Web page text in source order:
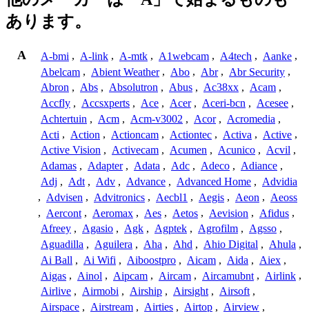
あります。
A A-bmi , A-link , A-mtk , A1webcam , A4tech , Aanke ,
Abelcam , Abient Weather , Abo , Abr , Abr Security ,
Abron , Abs , Absolutron , Abus , Ac38xx , Acam ,
Accfly , Accsxperts , Ace , Acer , Aceri-bcn , Acesee ,
Achtertuin , Acm , Acm-v3002 , Acor , Acromedia ,
Acti , Action , Actioncam , Actiontec , Activa , Active ,
Active Vision , Activecam , Acumen , Acunico , Acvil ,
Adamas , Adapter , Adata , Adc , Adeco , Adiance ,
Adj , Adt , Adv , Advance , Advanced Home , Advidia
, Advisen , Advitronics , Aecbl1 , Aegis , Aeon , Aeoss
, Aercont , Aeromax , Aes , Aetos , Aevision , Afidus ,
Afreey , Agasio , Agk , Agptek , Agrofilm , Agsso ,
Aguadilla , Aguilera , Aha , Ahd , Ahio Digital , Ahula ,
Ai Ball , Ai Wifi , Aiboostpro , Aicam , Aida , Aiex ,
Aigas , Ainol , Aipcam , Aircam , Aircamubnt , Airlink ,
Airlive , Airmobi , Airship , Airsight , Airsoft ,
Airspace , Airstream , Airties , Airtop , Airview ,